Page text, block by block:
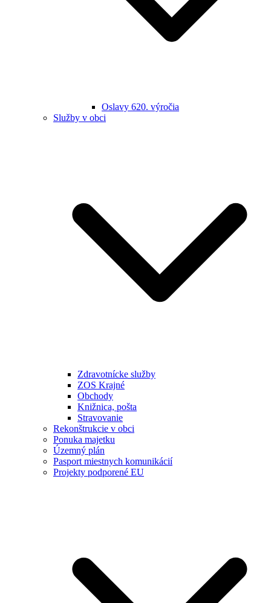
Oslavy 620. výročia
Služby v obci
Zdravotnícke služby
ZOS Krajné
Obchody
Knižnica, pošta
Stravovanie
Rekonštrukcie v obci
Ponuka majetku
Územný plán
Pasport miestnych komunikácií
Projekty podporené EU